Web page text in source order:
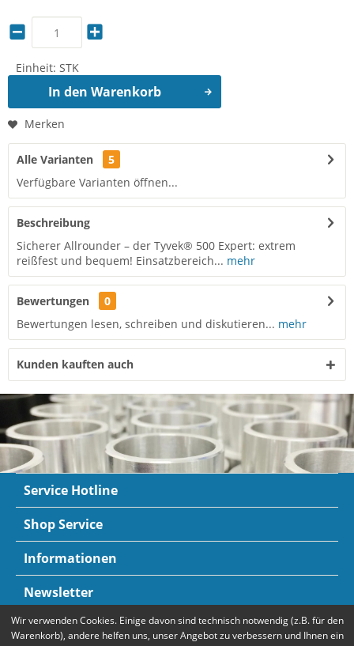
Einheit: STK
In den Warenkorb
Merken
Alle Varianten
5
Verfügbare Varianten öffnen...
Beschreibung
Sicherer Allrounder – der Tyvek® 500 Expert: extrem
reißfest und bequem! Einsatzbereich... mehr
Bewertungen
0
Bewertungen lesen, schreiben und diskutieren... mehr
Kunden kauften auch
Service Hotline
Shop Service
Informationen
Newsletter
Zahlungsarten Mehr Informationen
Wir verwenden Cookies. Einige davon sind technisch notwendig (z.B. für den
Warenkorb), andere helfen uns, unser Angebot zu verbessern und Ihnen ein